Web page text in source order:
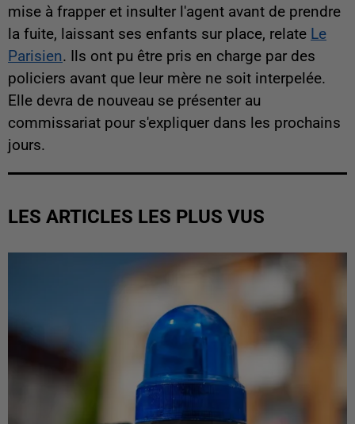
mise à frapper et insulter l'agent avant de prendre
la fuite, laissant ses enfants sur place, relate Le
Parisien. Ils ont pu être pris en charge par des
policiers avant que leur mère ne soit interpelée.
Elle devra de nouveau se présenter au
commissariat pour s'expliquer dans les prochains
jours.
LES ARTICLES LES PLUS VUS